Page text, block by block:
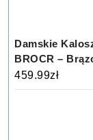
Damskie
BROCR –
459.99zł